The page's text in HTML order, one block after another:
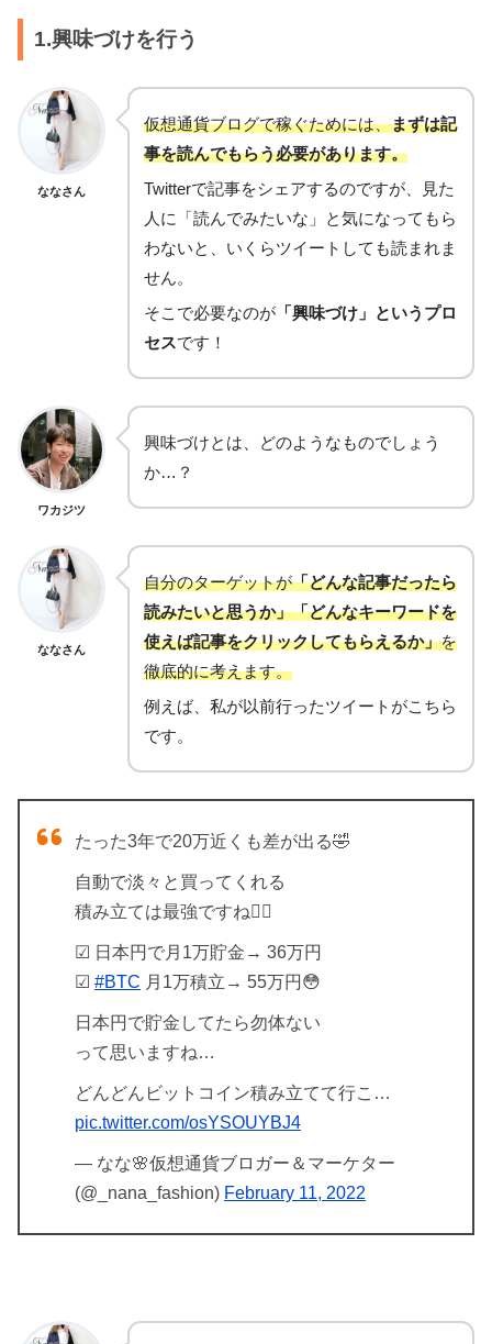
1.興味づけを行う
ななさん
仮想通貨ブログで稼ぐためには、まずは記
事を読んでもらう必要があります。
Twitterで記事をシェアするのですが、見た
人に「読んでみたいな」と気になってもら
わないと、いくらツイートしても読まれま
せん。
そこで必要なのが 「興味づけ」というプロ
セスです！
ワカジツ
興味づけとは、どのようなものでしょう
か…？
ななさん
自分のターゲットが「どんな記事だったら
読みたいと思うか」「どんなキーワードを
使えば記事をクリックしてもらえるか」を
徹底的に考えます。
例えば、私が以前行ったツイートがこちら
です。
たった3年で20万近くも差が出る🤣
自動で淡々と買ってくれる
積み立ては最強ですね🙆‍♀️
☑︎ 日本円で月1万貯金→ 36万円
☑︎ #BTC 月1万積立→ 55万円😳
日本円で貯金してたら勿体ない
って思いますね…
どんどんビットコイン積み立てて行こ…
pic.twitter.com/osYSOUYBJ4
— なな🌸仮想通貨ブロガー＆マーケター
(@_nana_fashion) February 11, 2022